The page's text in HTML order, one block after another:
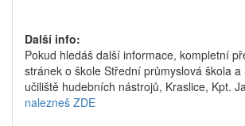
Další info:
Pokud hledáš další informace, kompletní
stránek o škole Střední průmyslová škola
učiliště hudebních nástrojů, Kraslice, Kpt.
nalezneš ZDE